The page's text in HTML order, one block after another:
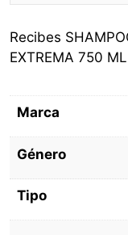
Recibes
EXTREMA 750 ML
Marca
Género
Tipo